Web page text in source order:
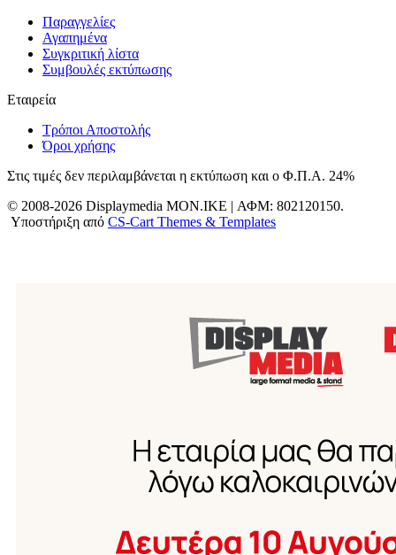
Παραγγελίες
Αγαπημένα
Συγκριτική λίστα
Συμβουλές εκτύπωσης
Εταιρεία
Τρόποι Αποστολής
Όροι χρήσης
Στις τιμές δεν περιλαμβάνεται η εκτύπωση και ο Φ.Π.Α. 24%
© 2008-2026 Displaymedia MON.IKE | ΑΦΜ: 802120150.
Υποστήριξη από CS-Cart Themes & Templates